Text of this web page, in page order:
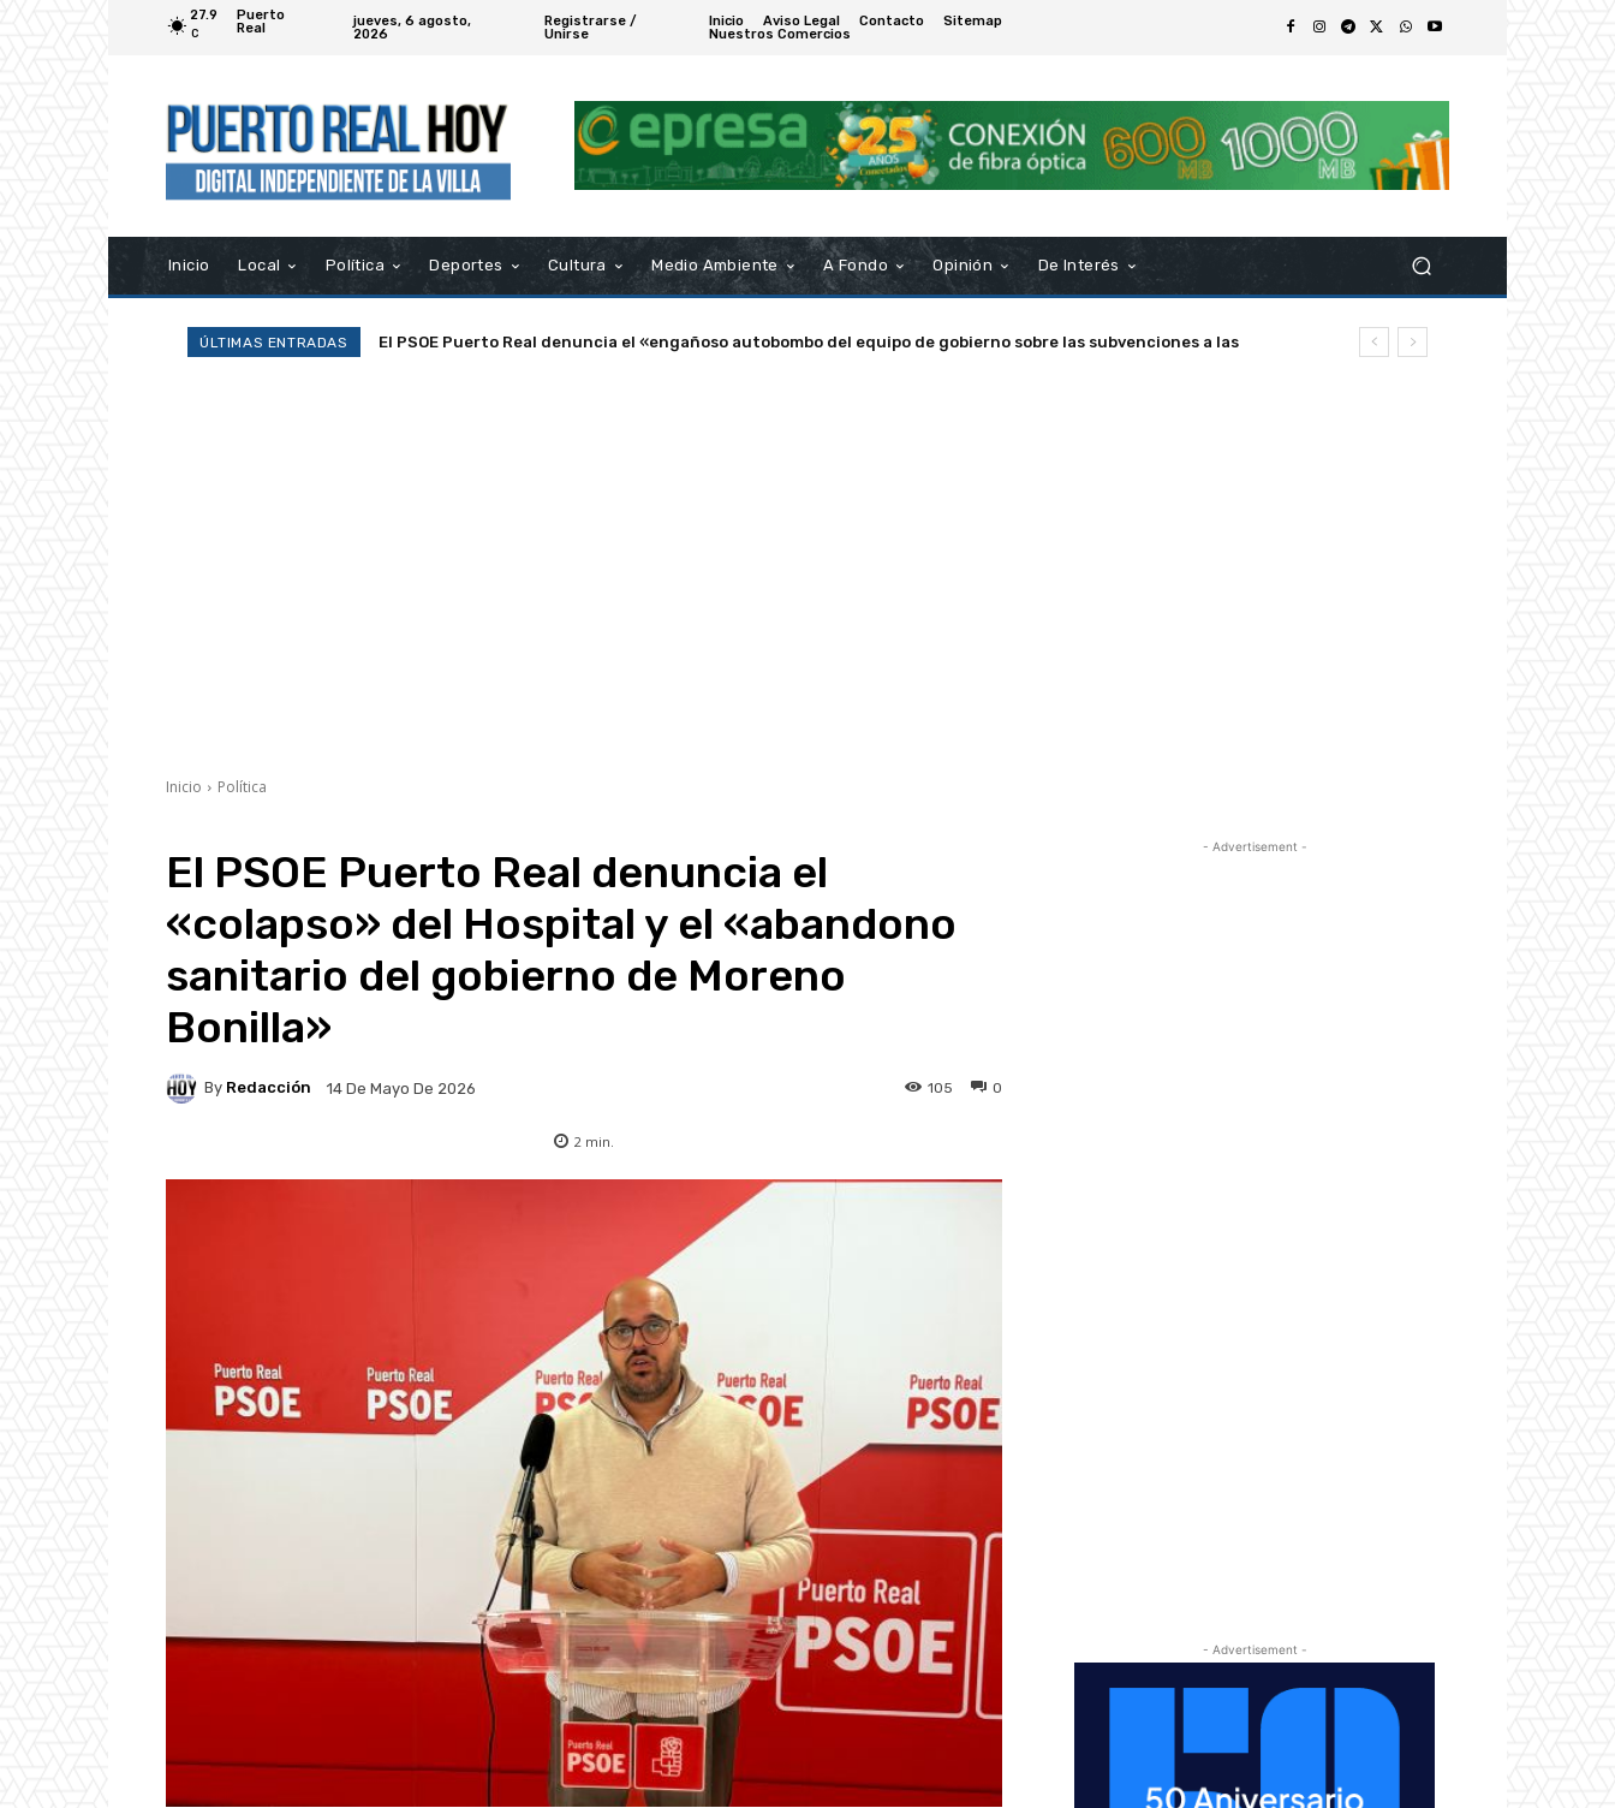
27.9
C
Puerto
Real
jueves, 6 agosto,
2026
Registrarse /
Unirse
Inicio Aviso Legal Contacto
Sitemap
Nuestros Comercios
Inicio Local Política Deportes Cultura Medio Ambiente A Fondo Opinión De Interés
ÚLTIMAS ENTRADAS
El PSOE Puerto Real denuncia el «engañoso autobombo del equipo de gobierno sobre las subvenciones a las
La Asociación Rampa de Puerto Real nombra Socio de Honor a Manuel Rosendo Sánchez
Inicio Política
El PSOE Puerto Real denuncia el
«colapso» del Hospital y el «abandono
sanitario del gobierno de Moreno
Bonilla»
By Redacción 14 De Mayo De 2026 0
105
2 min.
- Advertisement -
- Advertisement -